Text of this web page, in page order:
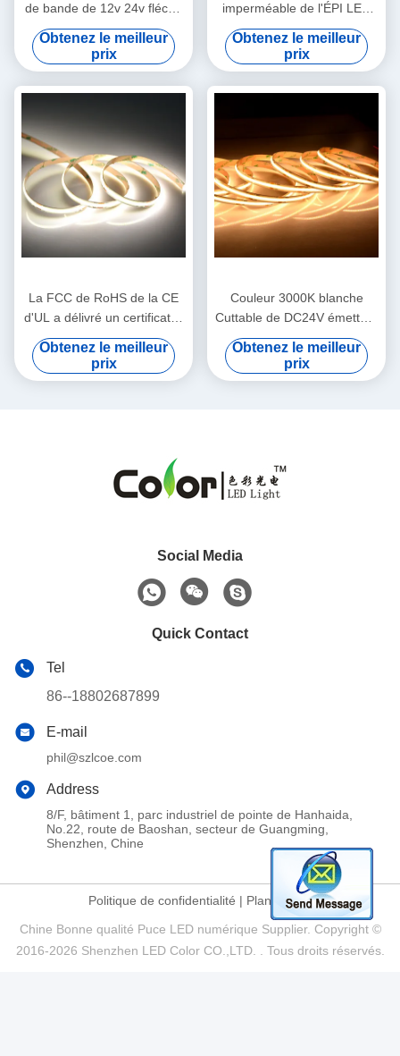
de bande de 12v 24v fléchir
les lux dotless blancs la puce
à protubérance l'épi que
FOB a mené des lumières
de bande
Obtenez le meilleur
prix
imperméable de l'ÉPI LED
d'IP65 IP67 IP68
Obtenez le meilleur
prix
La FCC de RoHS de la CE
d'UL a délivré un certificat la
bande linéaire de l'ÉPI LED
Obtenez le meilleur
prix
Couleur 3000K blanche
Cuttable de DC24V émettant
la bande imperméable de
l'ÉPI LED d'IP65 IP67 IP68
Obtenez le meilleur
prix
Social Media
Quick Contact
Tel
86--18802687899
E-mail
phil@szlcoe.com
Address
8/F, bâtiment 1, parc industriel de pointe de Hanhaida,
No.22, route de Baoshan, secteur de Guangming,
Shenzhen, Chine
Politique de confidentialité | Plan du site
Chine Bonne qualité Puce LED numérique Supplier. Copyright ©
2016-2026 Shenzhen LED Color CO.,LTD. . Tous droits réservés.